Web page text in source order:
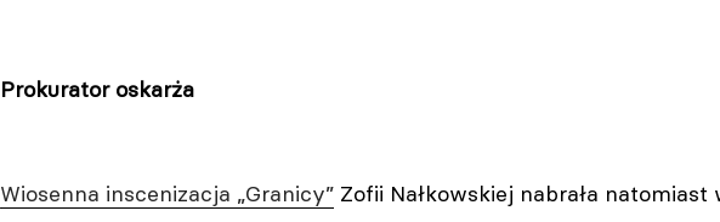
Prokurator oskarża
Wiosenna inscenizacja „Granicy” Zofii Nałkowskiej nabrała natomiast